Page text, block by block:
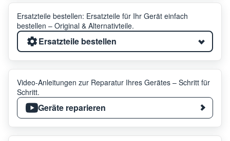
Ersatzteile bestellen: Ersatzteile für Ihr Gerät einfach
bestellen – Original & Alternativteile.
Ersatzteile bestellen
Video-Anleitungen zur Reparatur Ihres Gerätes – Schritt für
Schritt.
Geräte reparieren